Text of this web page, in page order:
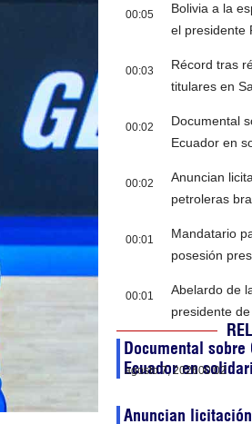
00:05
Bolivia a la
el presidente
00:03
Récord tras
titulares en
00:02
Documental
Ecuador en
00:02
Anuncian
petroleras
00:01
Mandatario
posesión
00:01
Abelardo de
presidente
Documental sobre
Ecuador en
agosto 7, 202600:02
Anuncian